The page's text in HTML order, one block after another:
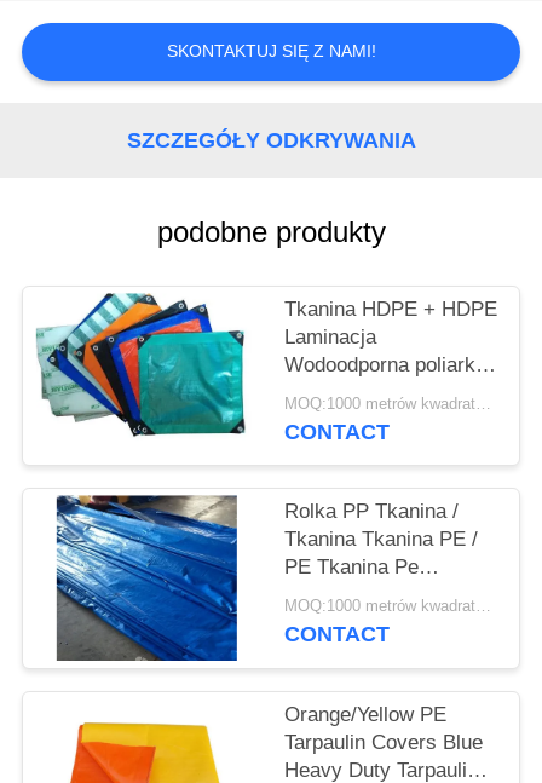
NAMI
SITEMAP
SKONTAKTUJ SIĘ Z NAMI!
SZCZEGÓŁY ODKRYWANIA
podobne produkty
Tkanina HDPE + HDPE
Laminacja
Wodoodporna poliarka
plandekowa z
polietylenu plandekowa
MOQ:1000 metrów kwadratowych
CONTACT
Rolka PP Tkanina /
Tkanina Tkanina PE /
PE Tkanina Pe
(Peepland)
MOQ:1000 metrów kwadratowych
CONTACT
Orange/Yellow PE
Tarpaulin Covers Blue
Heavy Duty Tarpaulins